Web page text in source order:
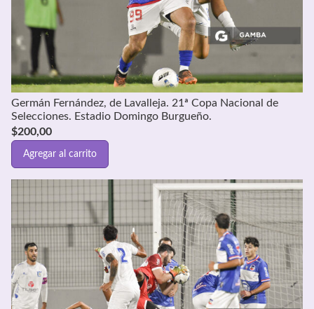
Germán Fernández, de Lavalleja. 21ª Copa Nacional de
Selecciones. Estadio Domingo Burgueño.
$200,00
Agregar al carrito